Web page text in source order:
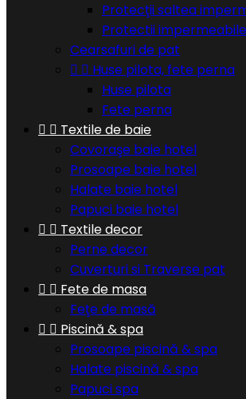
Protecţii saltea
Protectii
Cearsafuri de pat
  Huse pilota, fete perna
Huse pilota
Fete perna
  Textile de baie
Covoraşe baie hotel
Prosoape baie hotel
Halate baie hotel
Papuci baie hotel
  Textile decor
Perne decor
Cuverturi si Traverse pat
  Fete de masa
Feţe de masă
  Piscină & spa
Prosoape piscină & spa
Halate piscină & spa
Papuci spa